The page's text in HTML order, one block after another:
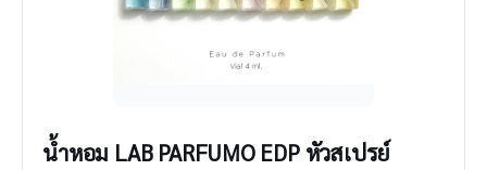
น้ำหอม LAB PARFUMO EDP หัวสเปรย์